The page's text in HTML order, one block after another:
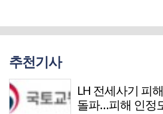
추천기사
LH 전세사기 피
돌파…피해 인정